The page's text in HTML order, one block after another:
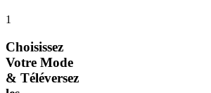
1
Choisissez
Votre Mode
& Téléversez